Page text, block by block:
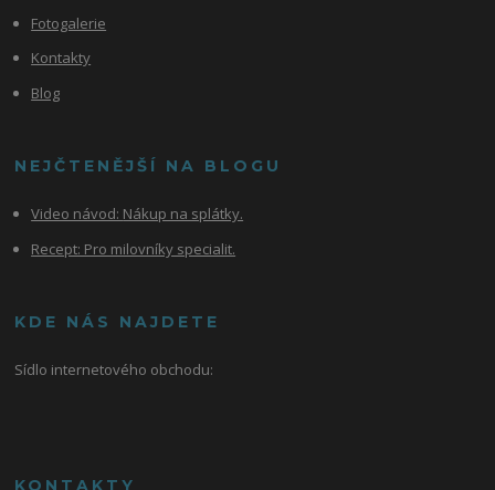
Fotogalerie
Kontakty
Blog
NEJČTENĚJŠÍ NA BLOGU
Video návod: Nákup na splátky.
Recept: Pro milovníky specialit.
KDE NÁS NAJDETE
Sídlo internetového obchodu:
KONTAKTY